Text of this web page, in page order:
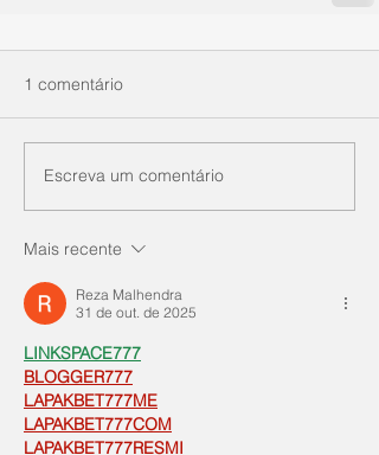
1 comentário
Escreva um comentário
Mais recente
Reza Malhendra
31 de out. de 2025
LINKSPACE777
BLOGGER777
LAPAKBET777ME
LAPAKBET777COM
LAPAKBET777RESMI